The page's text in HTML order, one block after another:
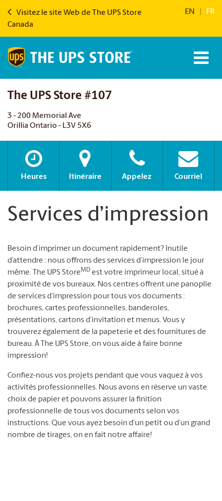
Visitez le site Web de The UPS Store
Canada
EN FR
The UPS Store #107
3 - 200 Memorial Ave
Orillia Ontario - L3V 5X6
Heures Itinéraire Appelez Courriel
Services d’impression
Besoin d’imprimer un document rapidement? Inutile
d’attendre : nous offrons des services d’impression le jour
même. The UPS StoreMD est votre imprimeur local, situé à
proximité de vos bureaux. Nos centres offrent une panoplie
de services d’impression pour tous vos documents :
brochures, cartes professionnelles, banderoles,
présentations, cartons d’invitation et menus. Vous y
trouverez également de la papeterie et des fournitures de
bureau. À The UPS Store, on vous aide à faire bonne
impression!
Confiez-nous vos projets pendant que vous vaquez à vos
activités professionnelles. Nous avons en réserve un vaste
choix de papier et pouvons assurer la finition
professionnelle de tous vos documents selon vos
instructions. Que vous ayez besoin d’un petit ou d’un grand
nombre de tirages, on en fait notre affaire!